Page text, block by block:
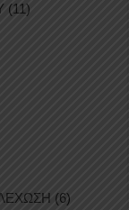
(11)
(6)